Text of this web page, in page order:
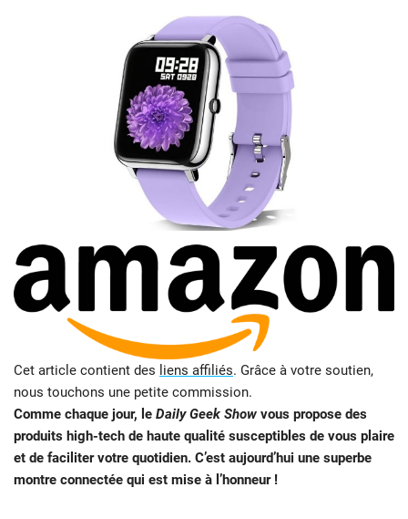
Cet article contient des liens affiliés. Grâce à votre soutien,
nous touchons une petite commission.
Comme chaque jour, le Daily Geek Show vous propose des
produits high-tech de haute qualité susceptibles de vous plaire
et de faciliter votre quotidien. C’est aujourd’hui une superbe
montre connectée qui est mise à l’honneur !